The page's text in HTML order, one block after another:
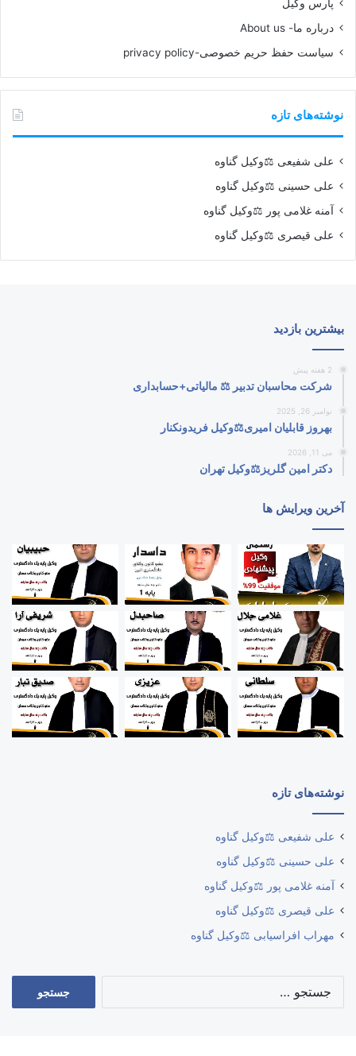
پارس وکیل
درباره ما- About us
سیاست حفظ حریم خصوصی-privacy policy
نوشته‌های تازه
علی شفیعی ⚖️وکیل گناوه
علی حسینی ⚖️وکیل گناوه
آمنه غلامی پور ⚖️وکیل گناوه
علی قیصری ⚖️وکیل گناوه
بیشترین بازدید
2 هفته پیش
شرکت محاسبان تدبیر ⚖️ مالیاتی+حسابداری
نوامبر 26, 2025
بهروز قابلیان امیری⚖️وکیل فریدونکنار
می 11, 2026
دکتر امین گلریز⚖️وکیل تهران
آخرین ویرایش ها
نوشته‌های تازه
علی شفیعی ⚖️وکیل گناوه
علی حسینی ⚖️وکیل گناوه
آمنه غلامی پور ⚖️وکیل گناوه
علی قیصری ⚖️وکیل گناوه
مهراب افراسیابی ⚖️وکیل گناوه